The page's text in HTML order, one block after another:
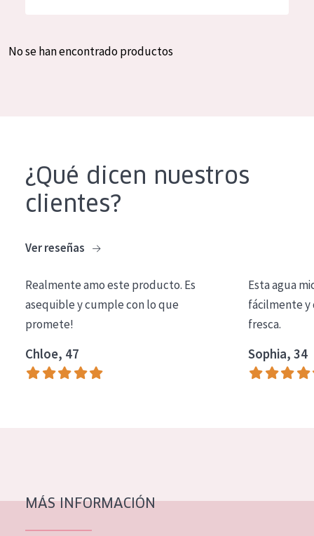
Crema de día
Crema de noche
Limpieza
COLECCIÓN
Essentials
Lift+
Piel normal y seca
Piel mixata o grasa
Spanish
No se han encontrado productos
¿Qué dicen nuestros
clientes?
Ver reseñas
Realmente amo este producto. Es
asequible y cumple con lo que
promete!
Chloe, 47
Esta agua
fácilmente y
fresca.
Sophia, 34
MÁS INFORMACIÓN